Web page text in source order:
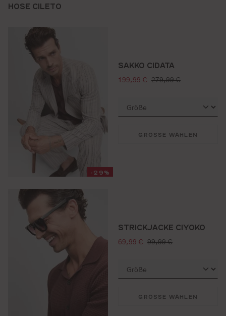
HOSE CILETO
-29%
SAKKO CIDATA
verkaufspreis:
199,99 € regulärer preis:
279,99 €
GRÖSSE WÄHLEN
STRICKJACKE CIYOKO
verkaufspreis:
69,99 € regulärer preis:
99,99 €
GRÖSSE WÄHLEN